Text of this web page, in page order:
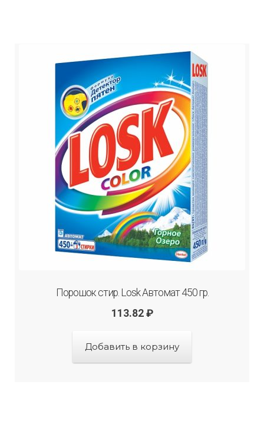
Порошок стир. Losk Автомат 450 гр.
113.82 ₽
Добавить в корзину